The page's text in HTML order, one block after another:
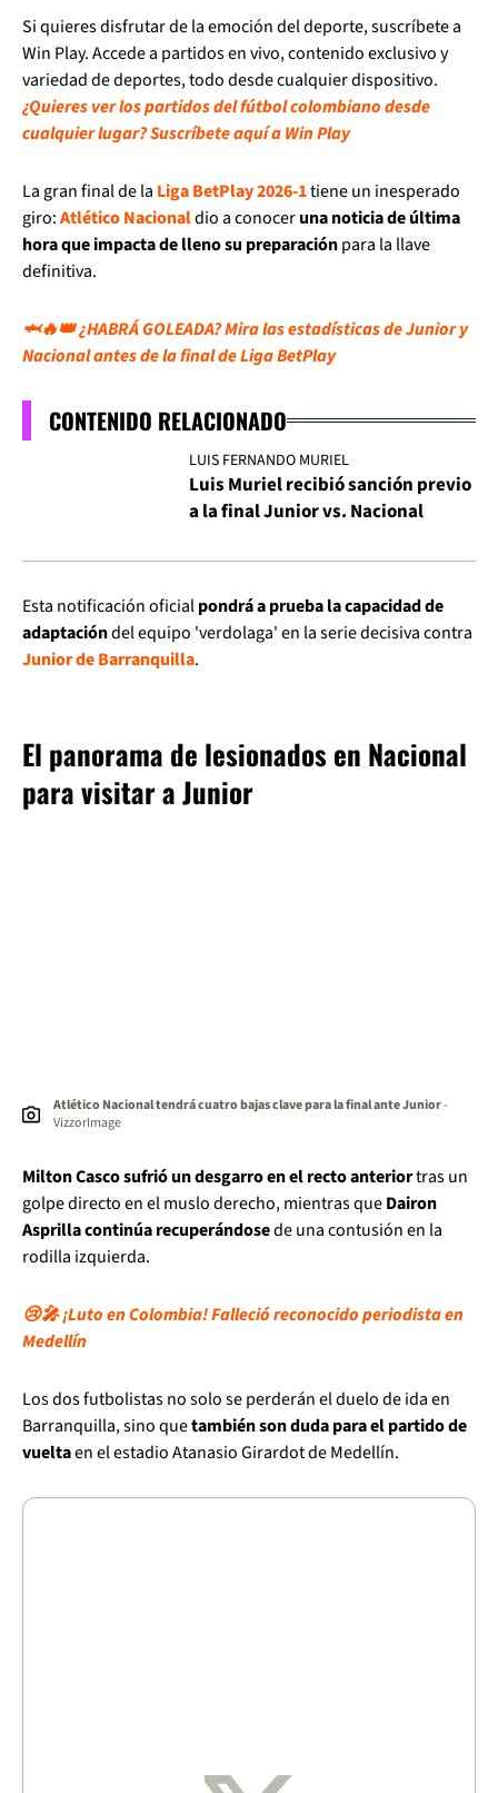
Si quieres disfrutar de la emoción del deporte, suscríbete a
Win Play. Accede a partidos en vivo, contenido exclusivo y
variedad de deportes, todo desde cualquier dispositivo.
¿Quieres ver los partidos del fútbol colombiano desde
cualquier lugar? Suscríbete aquí a Win Play
La gran final de la Liga BetPlay 2026-1tiene un inesperado
giro:Atlético Nacionaldio a conoceruna noticia de última
hora que impacta de lleno su preparaciónpara la llave
definitiva.
🦈🔥👑 ¿HABRÁ GOLEADA? Mira las estadísticas de Junior y
Nacional antes de la final de Liga BetPlay
CONTENIDO RELACIONADO
LUIS FERNANDO MURIEL
Luis Muriel recibió sanción previo
a la final Junior vs. Nacional
Esta notificación oficialpondrá a prueba la capacidad de
adaptacióndel equipo 'verdolaga' en la serie decisiva contra
Junior de Barranquilla.
El panorama de lesionados en Nacional
para visitar a Junior
Atlético Nacional tendrá cuatro bajas clave para la final ante Junior-
VizzorImage
Milton Casco sufrió un desgarro en el recto anteriortras un
golpe directo en el muslo derecho, mientras queDairon
Asprilla continúa recuperándosede una contusión en la
rodilla izquierda.
😢🎤 ¡Luto en Colombia! Falleció reconocido periodista en
Medellín
Los dos futbolistas no solo se perderán el duelo de ida en
Barranquilla, sino quetambién son duda para el partido de
vueltaen el estadio Atanasio Girardot de Medellín.